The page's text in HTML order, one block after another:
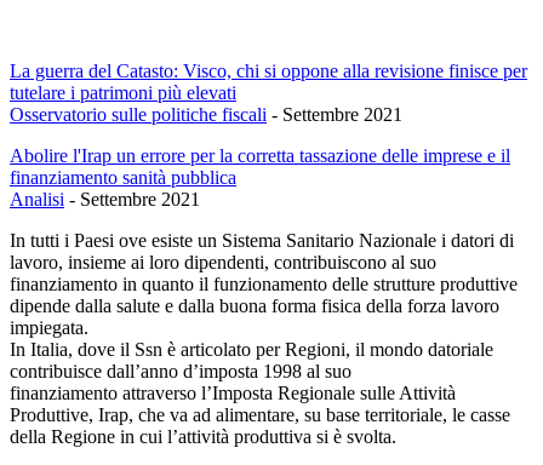
La guerra del Catasto: Visco, chi si oppone alla revisione finisce per
tutelare i patrimoni più elevati
Osservatorio sulle politiche fiscali - Settembre 2021
Abolire l'Irap un errore per la corretta tassazione delle imprese e il
finanziamento sanità pubblica
Analisi - Settembre 2021
In tutti i Paesi ove esiste un Sistema Sanitario Nazionale i datori di
lavoro, insieme ai loro dipendenti, contribuiscono al suo
finanziamento in quanto il funzionamento delle strutture produttive
dipende dalla salute e dalla buona forma fisica della forza lavoro
impiegata.
In Italia, dove il Ssn è articolato per Regioni, il mondo datoriale
contribuisce dall’anno d’imposta 1998 al suo
finanziamento attraverso l’Imposta Regionale sulle Attività
Produttive, Irap, che va ad alimentare, su base territoriale, le casse
della Regione in cui l’attività produttiva si è svolta.